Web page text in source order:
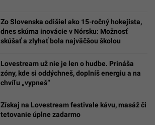
Zo Slovenska odišiel ako 15-ročný hokejista,
dnes skúma inovácie v Nórsku: Možnosť
skúšať a zlyhať bola najväčšou školou
Lovestream už nie je len o hudbe. Prináša
zóny, kde si oddýchneš, doplníš energiu a na
chvíľu „vypneš“
Získaj na Lovestream festivale kávu, masáž či
tetovanie úplne zadarmo